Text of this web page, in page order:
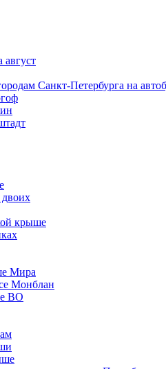
август
Санкт-Петербурга на
крыше
Мира
Монблан
ВО